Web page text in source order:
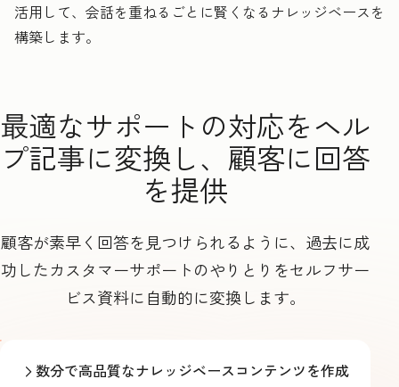
活用して、会話を重ねるごとに賢くなるナレッジベースを
構築します。
最適なサポートの対応をヘル
プ記事に変換し、顧客に回答
を提供
顧客が素早く回答を見つけられるように、過去に成
功したカスタマーサポートのやりとりをセルフサー
ビス資料に自動的に変換します。
数分で高品質なナレッジベースコンテンツを作成